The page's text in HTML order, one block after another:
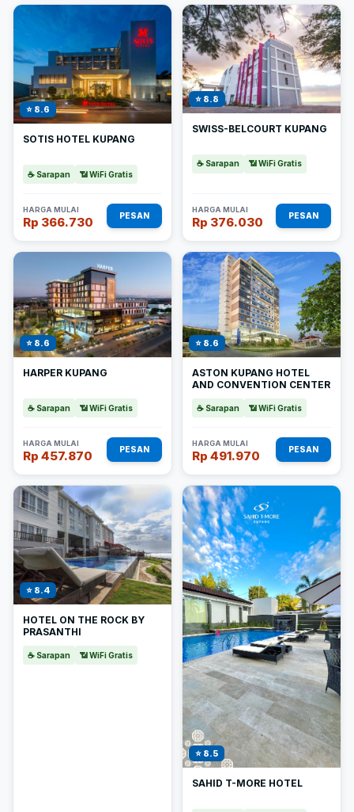
⭐ 8.6
SOTIS HOTEL KUPANG
☕ Sarapan 📶 WiFi Gratis
HARGA MULAI
Rp 366.730 PESAN
⭐ 8.8
SWISS-BELCOURT KUPANG
☕ Sarapan 📶 WiFi Gratis
HARGA MULAI
Rp 376.030 PESAN
⭐ 8.6
HARPER KUPANG
☕ Sarapan 📶 WiFi Gratis
HARGA MULAI
Rp 457.870 PESAN
⭐ 8.6
ASTON KUPANG HOTEL
AND CONVENTION CENTER
☕ Sarapan 📶 WiFi Gratis
HARGA MULAI
Rp 491.970 PESAN
⭐ 8.4
HOTEL ON THE ROCK BY
PRASANTHI
☕ Sarapan 📶 WiFi Gratis
⭐ 8.5
SAHID T-MORE HOTEL